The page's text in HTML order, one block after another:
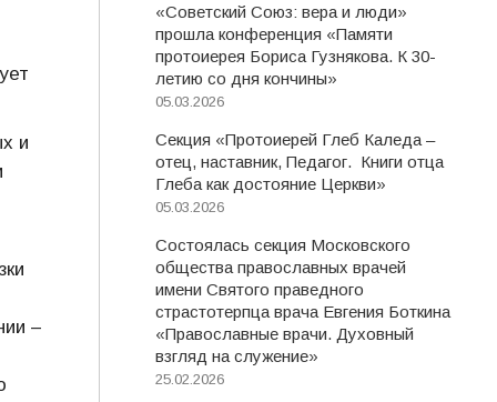
и
–
«Советский Союз: вера и люди»
прошла конференция «Памяти
протоиерея Бориса Гузнякова. К 30-
летию со дня кончины»
05.03.2026
Секция «Протоиерей Глеб Каледа –
отец, наставник, Педагог. Книги отца
Глеба как достояние Церкви»
05.03.2026
Состоялась секция Московского
общества православных врачей
имени Святого праведного
страстотерпца врача Евгения Боткина
«Православные врачи. Духовный
взгляд на служение»
25.02.2026